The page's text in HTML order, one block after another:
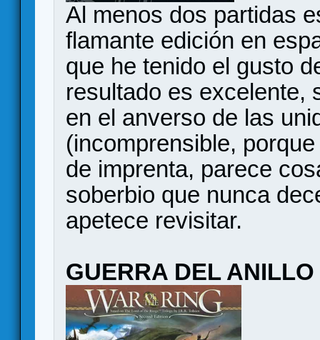
Al menos dos partidas
flamante edición en
que he tenido el gusto
resultado es excelente,
en el anverso de las
(incomprensible,
de imprenta, parece
soberbio que nunca
apetece revisitar.
GUERRA DEL ANILLO